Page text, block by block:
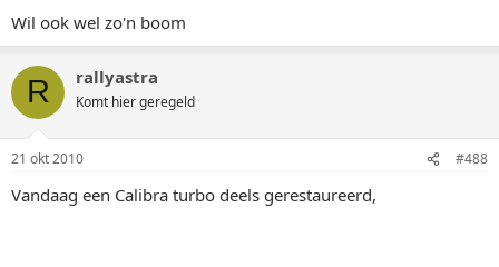
Wil ook wel zo'n boom
R rallyastra
Komt hier geregeld
21 okt 2010 #488
Vandaag een Calibra turbo deels gerestaureerd,